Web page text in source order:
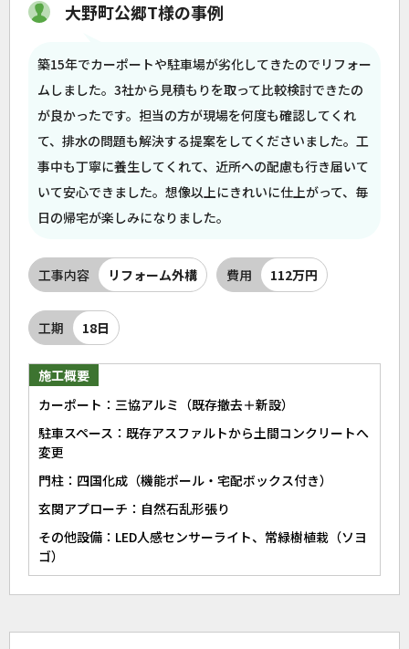
大野町公郷T様の事例
築15年でカーポートや駐車場が劣化してきたのでリフォー
ムしました。3社から見積もりを取って比較検討できたの
が良かったです。担当の方が現場を何度も確認してくれ
て、排水の問題も解決する提案をしてくださいました。工
事中も丁寧に養生してくれて、近所への配慮も行き届いて
いて安心できました。想像以上にきれいに仕上がって、毎
日の帰宅が楽しみになりました。
工事内容 リフォーム外構 費用 112万円
工期 18日
施工概要
カーポート：三協アルミ（既存撤去＋新設）
駐車スペース：既存アスファルトから土間コンクリートへ
変更
門柱：四国化成（機能ポール・宅配ボックス付き）
玄関アプローチ：自然石乱形張り
その他設備：LED人感センサーライト、常緑樹植栽（ソヨ
ゴ）